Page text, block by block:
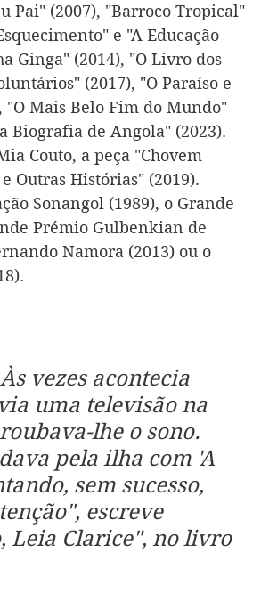
Pai" (2007), "Barroco Tropical"
e "A Educação
Ginga" (2014), "O Livro dos
(2017), "O Paraíso e
"O Mais Belo Fim do Mundo"
Biografia de Angola" (2023).
Couto, a peça "Chovem
Outras Histórias" (2019).
Sonangol (1989), o Grande
Prémio Gulbenkian de
Namora (2013) ou o
vezes acontecia
uma televisão na
lhe o sono.
pela ilha com 'A
sem sucesso,
escreve
Leia Clarice", no livro